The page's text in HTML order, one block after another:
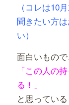
（コレは10
聞きたい方
い）
面白いもので
「この人の
る！」
と思っている